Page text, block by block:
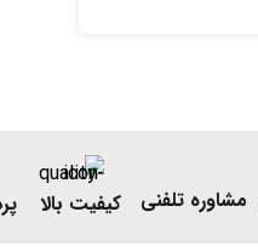
مشاوره تلفنی کیفیت بالا